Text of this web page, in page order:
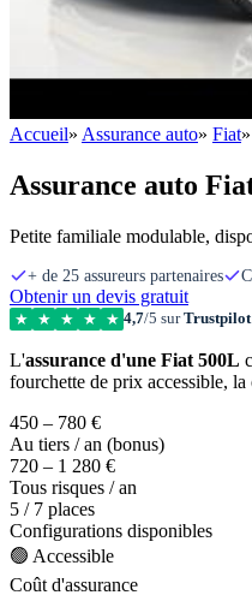
Accueil» Assurance auto» Fiat»
Assurance auto
Petite familiale modulable,
+ de 25 assureurs partenaires
Obtenir un devis gratuit
★ ★ ★ ★ ★ 4,7/5 surTrustpilot
L'assurance d'une Fiat 500L
fourchette de prix accessible,
450 – 780 €
Au tiers / an (bonus)
720 – 1 280 €
Tous risques / an
5 / 7 places
Configurations disponibles
🟢 Accessible
Coût d'assurance